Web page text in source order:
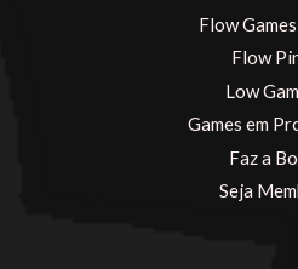
Flow
Flow
Low
Games em
Faz a
Seja